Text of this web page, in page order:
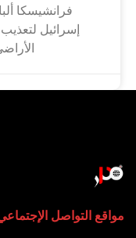
فرانشيسكا
إسرائيل
مواقع التواصل